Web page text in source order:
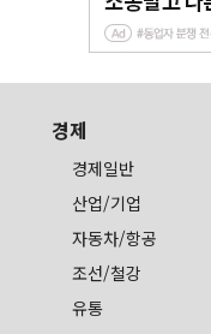
경제
경제일반
산업/기업
자동차/항공
조선/철강
유통